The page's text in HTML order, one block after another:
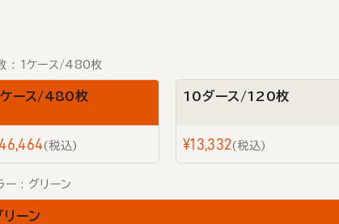
1ケース/480枚
ース/480枚
46,464 税込
10ダース/120枚
¥13,332 税込
ー グリーン
リーン